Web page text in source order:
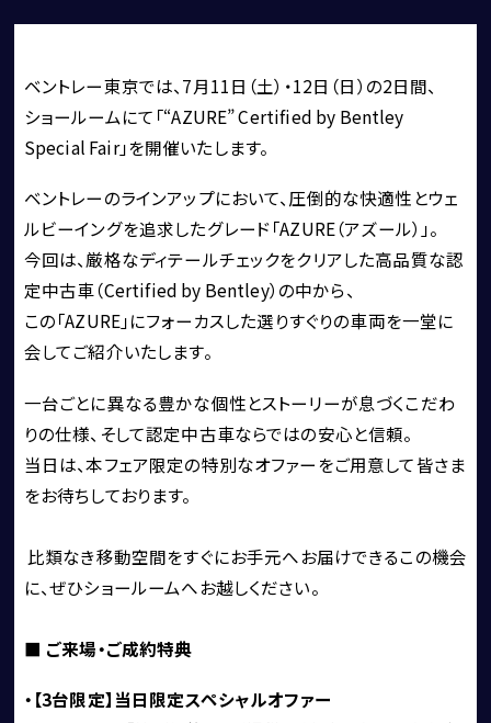
BENTLEY
FERRARI
LAMBORGHINI
PORSCHE
SINGER VEHICLE DESIGN
ベントレー東京では、7月11日（土）・12日（日）の2日間、
ショールームにて「“AZURE” Certified by Bentley
Special Fair」を開催いたします。
ベントレーのラインアップにおいて、圧倒的な快適性とウェ
ルビーイングを追求したグレード「AZURE（アズール）」。
今回は、厳格なディテールチェックをクリアした高品質な認
定中古車（Certified by Bentley）の中から、
この「AZURE」にフォーカスした選りすぐりの車両を一堂に
会してご紹介いたします。
一台ごとに異なる豊かな個性とストーリーが息づくこだわ
りの仕様、そして認定中古車ならではの安心と信頼。
当日は、本フェア限定の特別なオファーをご用意して皆さま
をお待ちしております。
に、ぜひショールームへお越しください。
■ ご来場・ご成約特典
・【3台限定】当日限定スペシャルオファー